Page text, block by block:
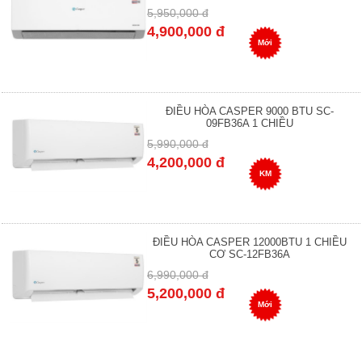
5,950,000 đ
4,900,000 đ
Mới
ĐIỀU HÒA CASPER 9000 BTU SC-
09FB36A 1 CHIỀU
5,990,000 đ
4,200,000 đ
KM
ĐIỀU HÒA CASPER 12000BTU 1 CHIỀU
CƠ SC-12FB36A
6,990,000 đ
5,200,000 đ
Mới